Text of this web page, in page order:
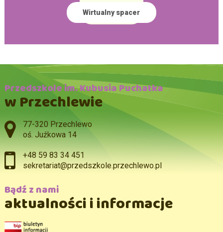
Wirtualny spacer
Przedszkole im. Kubusia Puchatka
w Przechlewie
Adres pocztowy:
77-320 Przechlewo
oś. Juźkowa 14
+48 59 83 34 451
sekretariat@przedszkole.przechlewo.pl
Bądź z nami
aktualności i informacje